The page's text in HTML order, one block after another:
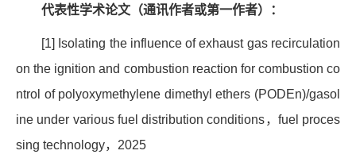
代表性学术论文（通讯作者或第一作者）：
[1] Isolating the influence of exhaust gas recirculation
on the ignition and combustion reaction for combustion co
ntrol of polyoxymethylene dimethyl ethers (PODEn)/gasol
ine under various fuel distribution conditions， fuel proces
sing technology， 2025